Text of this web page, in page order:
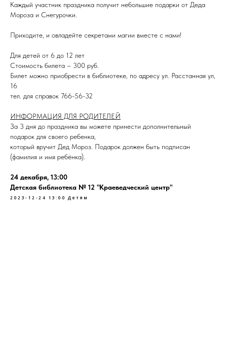
Каждый участник праздника получит небольшие подарки от Деда
Мороза и Снегурочки.
Приходите, и овладейте секретами магии вместе с нами!
Для детей от 6 до 12 лет
Стоимость билета – 300 руб.
Билет можно приобрести в библиотеке, по адресу ул. Расстанная ул,
16
тел. для справок 766-56-32
ИНФОРМАЦИЯ ДЛЯ РОДИТЕЛЕЙ
За 3 дня до праздника вы можете принести дополнительный
подарок для своего ребенка,
который вручит Дед Мороз. Подарок должен быть подписан
(фамилия и имя ребёнка).
24 декабря, 13:00
Детская библиотека № 12 "Краеведческий центр"
2023-12-24 13:00 Детям